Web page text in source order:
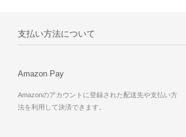
支払い方法について
Amazon Pay
Amazonのアカウントに登録された配送先や支払い方
法を利用して決済できます。